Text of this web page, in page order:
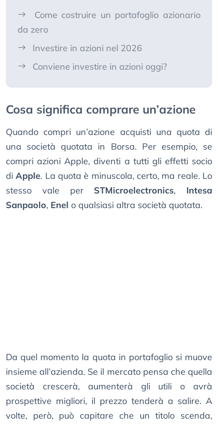
Come costruire un portafoglio azionario
da zero
Investire in azioni nel 2026
Conviene investire in azioni oggi?
Cosa significa comprare un’azione
Quando compri un’azione acquisti una quota di
una società quotata in Borsa. Per esempio, se
compri azioni Apple, diventi a tutti gli effetti socio
diApple. La quota è minuscola, certo, ma reale. Lo
stesso vale per STMicroelectronics, Intesa
Sanpaolo, Enel o qualsiasi altra società quotata.
Da quel momento la quota in portafoglio si muove
insieme all’azienda. Se il mercato pensa che quella
società crescerà, aumenterà gli utili o avrà
prospettive migliori, il prezzo tenderà a salire. A
volte, però, può capitare che un titolo scenda,